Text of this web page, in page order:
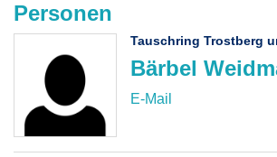
Personen
Bärbel
Tauschring Trostberg